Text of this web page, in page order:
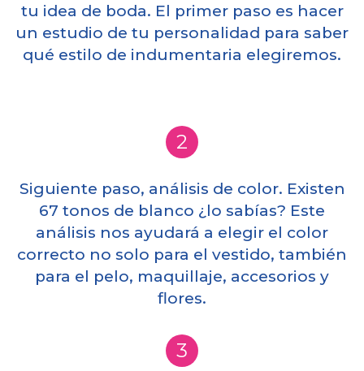
tu idea de boda. El primer paso es hacer
un estudio de tu personalidad para saber
qué estilo de indumentaria elegiremos.
2
Siguiente paso, análisis de color. Existen
67 tonos de blanco ¿lo sabías? Este
análisis nos ayudará a elegir el color
correcto no solo para el vestido, también
para el pelo, maquillaje, accesorios y
flores.
3